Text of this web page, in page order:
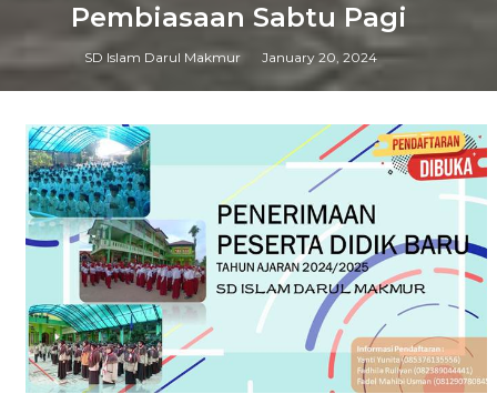
Pembiasaan Sabtu Pagi
SD Islam Darul Makmur January 20, 2024